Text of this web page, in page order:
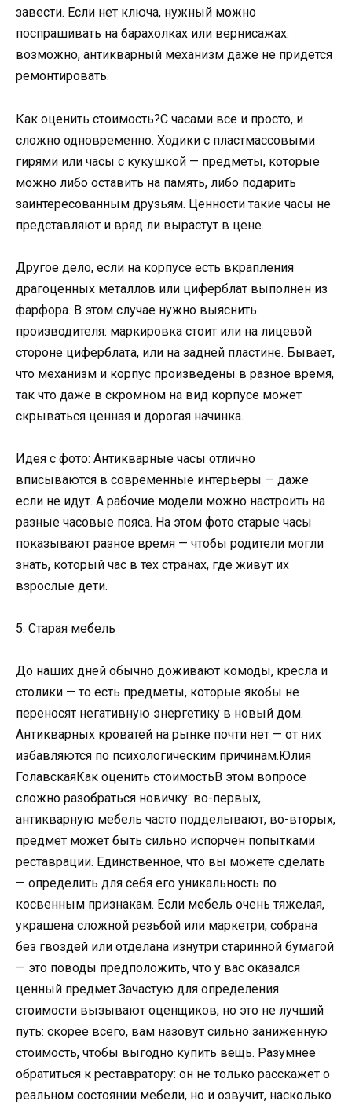
завести. Если нет ключа, нужный можно
поспрашивать на барахолках или вернисажах:
возможно, антикварный механизм даже не придётся
ремонтировать.
Как оценить стоимость?С часами все и просто, и
сложно одновременно. Ходики с пластмассовыми
гирями или часы с кукушкой — предметы, которые
можно либо оставить на память, либо подарить
заинтересованным друзьям. Ценности такие часы не
представляют и вряд ли вырастут в цене.
Другое дело, если на корпусе есть вкрапления
драгоценных металлов или циферблат выполнен из
фарфора. В этом случае нужно выяснить
производителя: маркировка стоит или на лицевой
стороне циферблата, или на задней пластине. Бывает,
что механизм и корпус произведены в разное время,
так что даже в скромном на вид корпусе может
скрываться ценная и дорогая начинка.
Идея с фото: Антикварные часы отлично
вписываются в современные интерьеры — даже
если не идут. А рабочие модели можно настроить на
разные часовые пояса. На этом фото старые часы
показывают разное время — чтобы родители могли
знать, который час в тех странах, где живут их
взрослые дети.
5. Старая мебель
До наших дней обычно доживают комоды, кресла и
столики — то есть предметы, которые якобы не
переносят негативную энергетику в новый дом.
Антикварных кроватей на рынке почти нет — от них
избавляются по психологическим причинам.Юлия
ГолавскаяКак оценить стоимостьВ этом вопросе
сложно разобраться новичку: во-первых,
антикварную мебель часто подделывают, во-вторых,
предмет может быть сильно испорчен попытками
реставрации. Единственное, что вы можете сделать
— определить для себя его уникальность по
косвенным признакам. Если мебель очень тяжелая,
украшена сложной резьбой или маркетри, собрана
без гвоздей или отделана изнутри старинной бумагой
— это поводы предположить, что у вас оказался
ценный предмет.Зачастую для определения
стоимости вызывают оценщиков, но это не лучший
путь: скорее всего, вам назовут сильно заниженную
стоимость, чтобы выгодно купить вещь. Разумнее
обратиться к реставратору: он не только расскажет о
реальном состоянии мебели, но и озвучит, насколько